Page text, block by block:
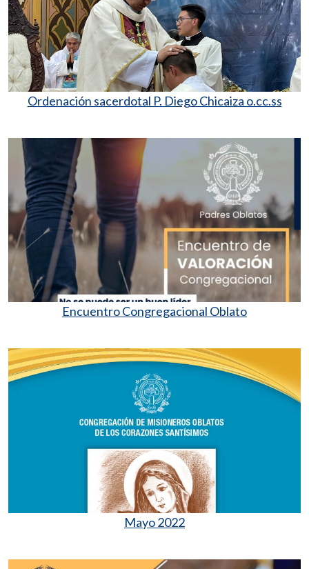
Ordenación sacerdotal P. Diego Chicaiza o.cc.ss
Encuentro Congregacional Oblato
Mayo 2022